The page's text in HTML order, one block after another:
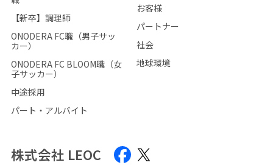
【新卒】調理師
ONODERA FC職（男子サッ
カー）
ONODERA FC BLOOM職（女
子サッカー）
中途採用
パート・アルバイト
お客様
パートナー
社会
地球環境
株式会社 LEOC